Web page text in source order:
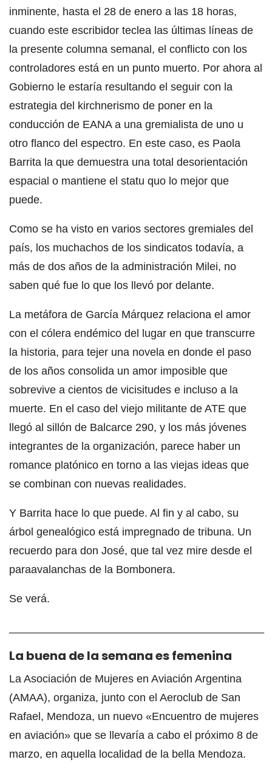
inminente, hasta el 28 de enero a las 18 horas,
cuando este escribidor teclea las últimas líneas de
la presente columna semanal, el conflicto con los
controladores está en un punto muerto. Por ahora al
Gobierno le estaría resultando el seguir con la
estrategia del kirchnerismo de poner en la
conducción de EANA a una gremialista de uno u
otro flanco del espectro. En este caso, es Paola
Barrita la que demuestra una total desorientación
espacial o mantiene el statu quo lo mejor que
puede.
Como se ha visto en varios sectores gremiales del
país, los muchachos de los sindicatos todavía, a
más de dos años de la administración Milei, no
saben qué fue lo que los llevó por delante.
La metáfora de García Márquez relaciona el amor
con el cólera endémico del lugar en que transcurre
la historia, para tejer una novela en donde el paso
de los años consolida un amor imposible que
sobrevive a cientos de vicisitudes e incluso a la
muerte. En el caso del viejo militante de ATE que
llegó al sillón de Balcarce 290, y los más jóvenes
integrantes de la organización, parece haber un
romance platónico en torno a las viejas ideas que
se combinan con nuevas realidades.
Y Barrita hace lo que puede. Al fin y al cabo, su
árbol genealógico está impregnado de tribuna. Un
recuerdo para don José, que tal vez mire desde el
paraavalanchas de la Bombonera.
Se verá.
La buena de la semana es femenina
La Asociación de Mujeres en Aviación Argentina
(AMAA), organiza, junto con el Aeroclub de San
Rafael, Mendoza, un nuevo «Encuentro de mujeres
en aviación» que se llevaría a cabo el próximo 8 de
marzo, en aquella localidad de la bella Mendoza.